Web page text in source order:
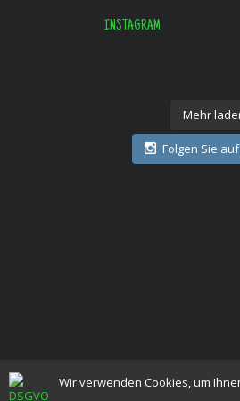
INSTAGRAM
Mehr
Folgen Sie
© 2022 Moritz
Wir verwenden Cookies, um